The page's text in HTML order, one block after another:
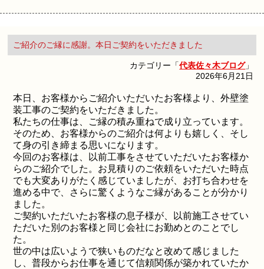
ご紹介のご縁に感謝。本日ご契約をいただきました
カテゴリー「代表佐々木ブログ」
2026年6月21日
本日、お客様からご紹介いただいたお客様より、外壁塗
装工事のご契約をいただきました。
私たちの仕事は、ご縁の積み重ねで成り立っています。
そのため、お客様からのご紹介は何よりも嬉しく、そし
て身の引き締まる思いになります。
今回のお客様は、以前工事をさせていただいたお客様か
らのご紹介でした。お見積りのご依頼をいただいた時点
でも大変ありがたく感じていましたが、お打ち合わせを
進める中で、さらに驚くようなご縁があることが分かり
ました。
ご契約いただいたお客様の息子様が、以前施工させてい
ただいた別のお客様と同じ会社にお勤めとのことでし
た。
世の中は広いようで狭いものだなと改めて感じました
し、普段からお仕事を通じて信頼関係が築かれていたか